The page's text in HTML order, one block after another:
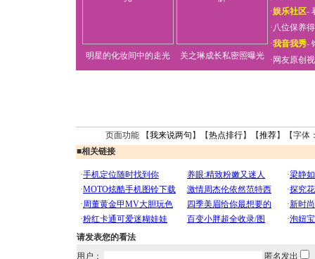
明星的化妆间中的走光 关之琳成长私密照曝光
·娱乐社区-
·八位保养
·我音我秀-
· 网友原创
页面功能 【我来说两句 】【热点排行】【推荐】【字体
■相关链接
请发表您的看法
用户：
匿名发出